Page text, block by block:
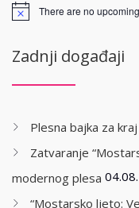
There are no
Zadnji događaji
Plesna bajka za
Zatvaranje
modernog plesa
“Mostarsko ljeto: